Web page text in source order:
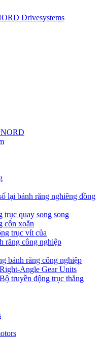
Drivesystems
lại bánh răng nghiêng đồng
trục quay song song
côn xoắn
trục vít của
răng công nghiệp
bánh răng công nghiệp
Angle Gear Units
truyền động trục thẳng